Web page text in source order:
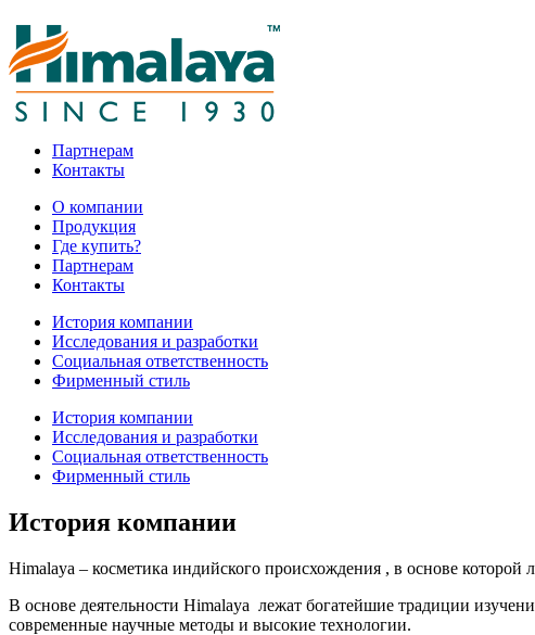
Партнерам
Контакты
О компании
Продукция
Где купить?
Партнерам
Контакты
История компании
Исcледования и разработки
Социальная ответственность
Фирменный стиль
История компании
Исcледования и разработки
Социальная ответственность
Фирменный стиль
История компании
Himalaya – косметика индийского происхождения , в основе
В основе деятельности Himalaya лежат богатейшие традиции
современные научные методы и высокие технологии.